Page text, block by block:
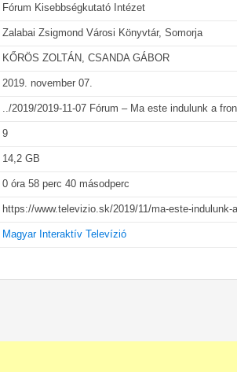
Fórum Kisebbségkutató Intézet
Zalabai Zsigmond Városi Könyvtár, Somorja
KŐRÖS ZOLTÁN, CSANDA GÁBOR
2019. november 07.
../2019/2019-11-07 Fórum – Ma este indulunk a
9
14,2 GB
0 óra 58 perc 40 másodperc
https://www.televizio.sk/2019/11/ma-este-indulunk-
Magyar Interaktív Televízió